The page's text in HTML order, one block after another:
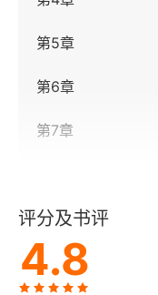
第5章
第6章
第7章
第9章
第二部
评分及书评
4.8